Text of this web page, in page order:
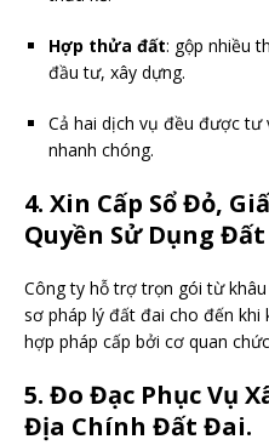
Hợp thửa đất: gộp nhiều
đầu tư, xây dựng.
Cả hai dịch vụ đều được
nhanh chóng.
4. Xin Cấp Sổ Đỏ,
Quyền Sử Dụng
Công ty hỗ trợ trọn gói từ
sơ pháp lý đất đai cho đến khi
hợp pháp cấp bởi cơ quan
5. Đo Đạc Phục Vụ
Địa Chính Đất Đai.